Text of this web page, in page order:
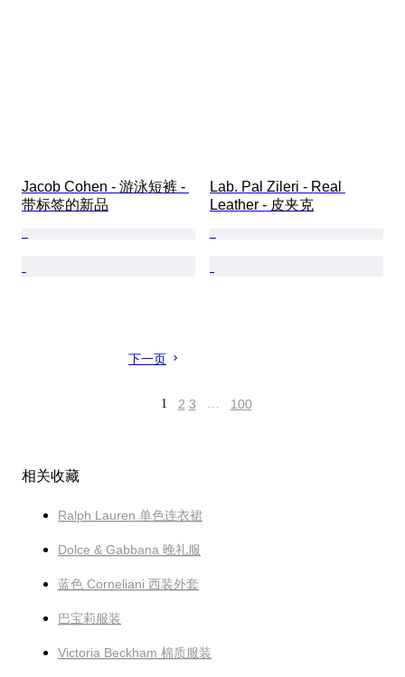
Jacob Cohen - 游泳短裤 -
带标签的新品
Lab. Pal Zileri - Real
Leather - 皮夹克
下一页
1 2 3 … 100
相关收藏
Ralph Lauren 单色连衣裙
Dolce & Gabbana 晚礼服
蓝色 Corneliani 西装外套
巴宝莉服装
Victoria Beckham 棉质服装